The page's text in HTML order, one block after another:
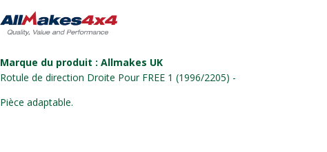
Marque du produit : Allmakes UK
Rotule de direction Droite Pour FREE 1 (1996/2205) -
Pièce adaptable.